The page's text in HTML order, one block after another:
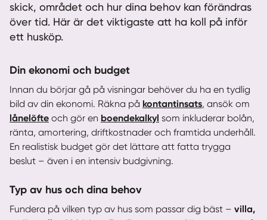
skick, området och hur dina behov kan förändras
över tid. Här är det viktigaste att ha koll på inför
ett husköp.
Din ekonomi och budget
Innan du börjar gå på visningar behöver du ha en tydlig
bild av din ekonomi. Räkna på kontantinsats, ansök om
lånelöfte och gör en boendekalkyl som inkluderar bolån,
ränta, amortering, driftkostnader och framtida underhåll.
En realistisk budget gör det lättare att fatta trygga
beslut – även i en intensiv budgivning.
Typ av hus och dina behov
Fundera på vilken typ av hus som passar dig bäst – villa,